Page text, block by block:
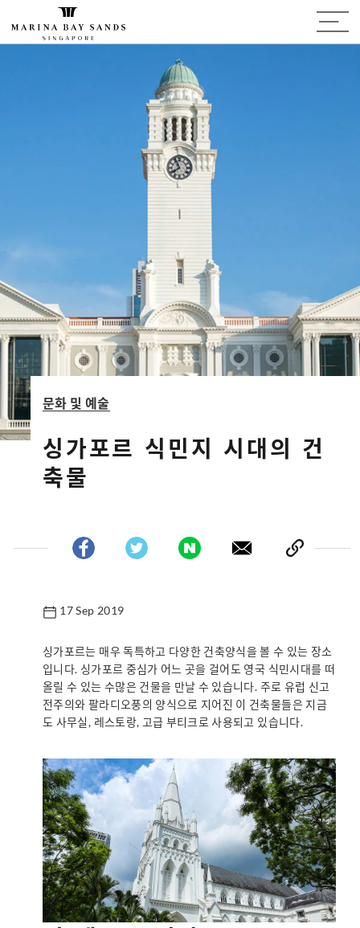
문화 및 예술
싱가포르 식민지 시대의 건
축물
17 Sep 2019
싱가포르는 매우 독특하고 다양한 건축양식을 볼 수 있는 장소
입니다. 싱가포르 중심가 어느 곳을 걸어도 영국 식민시대를 떠
올릴 수 있는 수많은 건물을 만날 수 있습니다. 주로 유럽 신고
전주의와 팔라디오풍의 양식으로 지어진 이 건축물들은 지금
도 사무실, 레스토랑, 고급 부티크로 사용되고 있습니다.